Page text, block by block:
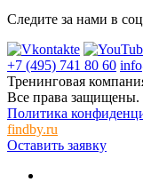
Следите за нами в
+7 (495) 741 80 60
Тренинговая
Все права защищены.
Политика
findby.ru
Оставить заявку